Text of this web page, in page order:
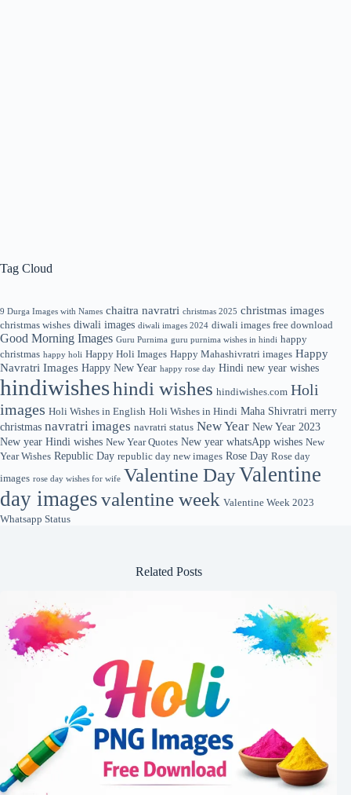
Tag Cloud
9 Durga Images with Names chaitra navratri christmas 2025 christmas images
christmas wishes diwali images diwali images 2024 diwali images free download
Good Morning Images Guru Purnima guru purnima wishes in hindi happy
christmas happy holi Happy Holi Images Happy Mahashivratri images Happy
Navratri Images Happy New Year happy rose day Hindi new year wishes
hindiwisheshindi wishes hindiwishes.com Holi
images Holi Wishes in English Holi Wishes in Hindi Maha Shivratri merry
christmas navratri images navratri status New Year New Year 2023
New year Hindi wishes New Year Quotes New year whatsApp wishes New
Year Wishes Republic Day republic day new images Rose Day Rose day
images rose day wishes for wife Valentine DayValentine
day imagesvalentine week Valentine Week 2023
Whatsapp Status
Related Posts